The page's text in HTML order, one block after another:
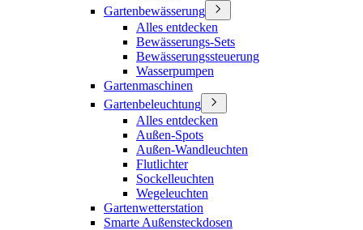
Gartenbewässerung
Alles entdecken
Bewässerungs-Sets
Bewässerungssteuerung
Wasserpumpen
Gartenmaschinen
Gartenbeleuchtung
Alles entdecken
Außen-Spots
Außen-Wandleuchten
Flutlichter
Sockelleuchten
Wegeleuchten
Gartenwetterstation
Smarte Außensteckdosen